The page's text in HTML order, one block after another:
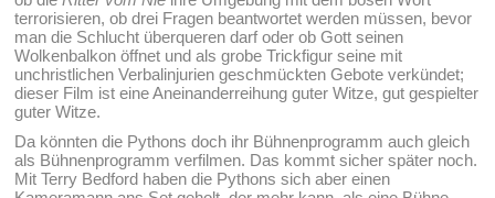
terrorisieren, ob drei Fragen beantwortet werden müssen, bevor
man die Schlucht überqueren darf oder ob Gott seinen
Wolkenbalkon öffnet und als grobe Trickfigur seine mit
unchristlichen Verbalinjurien geschmückten Gebote verkündet;
dieser Film ist eine Aneinanderreihung guter Witze, gut gespielter
guter Witze.
Da könnten die Pythons doch ihr Bühnenprogramm auch gleich
als Bühnenprogramm verfilmen. Das kommt sicher später noch.
Mit Terry Bedford haben die Pythons sich aber einen